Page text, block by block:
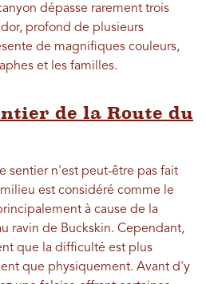
dépasse rarement trois
profond de plusieurs
de magnifiques couleurs,
et les familles.
de la Route du
sentier n'est peut-être pas fait
est considéré comme le
à cause de la
ravin de Buckskin. Cependant,
que la difficulté est plus
que physiquement. Avant d'y